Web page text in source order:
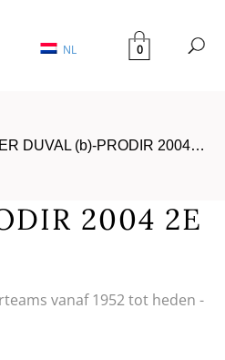
NL 0
DUVAL (b)-PRODIR 2004…
2004 2E
vanaf 1952 tot heden -